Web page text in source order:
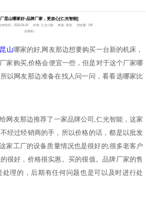
昆山哪家好-品牌厂家，更放心[仁光智能]
布时间：2020-04-30 作者: 仁光小陈 来源: 原创
浏览量: 149
分享到：
山哪家的好,网友那边想要购买一台新的机床，
家购买,价格会便宜一些，但是对于这个厂家哪
以网友那边准备在找人问一问，看看选哪家比
网友那边推荐了一家品牌公司 ,仁光智能，这家
经过经销商的手，所以价格的话，都是以批发
家工厂的设备质量情况也是很好的,很多老客户
很好，价格很实惠。买的很值。品牌厂家的售
理的，后期有任何问题也是可以及时进行处